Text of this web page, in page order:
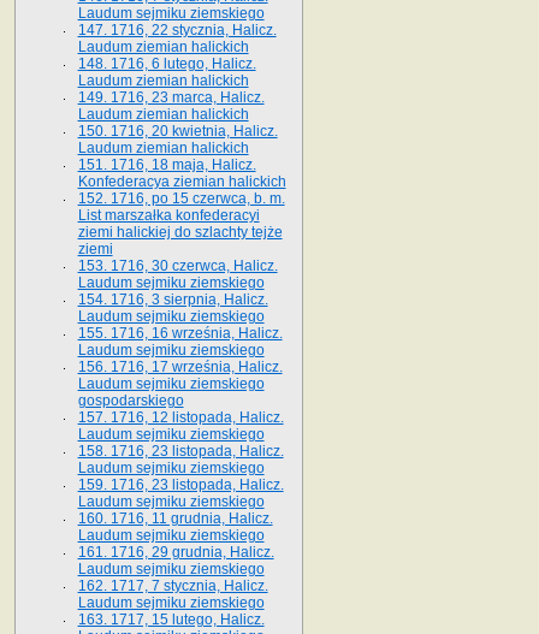
Laudum sejmiku ziemskiego
147. 1716, 22 stycznia, Halicz.
Laudum ziemian halickich
148. 1716, 6 lutego, Halicz.
Laudum ziemian halickich
149. 1716, 23 marca, Halicz.
Laudum ziemian halickich
150. 1716, 20 kwietnia, Halicz.
Laudum ziemian halickich
151. 1716, 18 maja, Halicz.
Konfederacya ziemian halickich
152. 1716, po 15 czerwca, b. m.
List marszałka konfederacyi
ziemi halickiej do szlachty tejże
ziemi
153. 1716, 30 czerwca, Halicz.
Laudum sejmiku ziemskiego
154. 1716, 3 sierpnia, Halicz.
Laudum sejmiku ziemskiego
155. 1716, 16 września, Halicz.
Laudum sejmiku ziemskiego
156. 1716, 17 września, Halicz.
Laudum sejmiku ziemskiego
gospodarskiego
157. 1716, 12 listopada, Halicz.
Laudum sejmiku ziemskiego
158. 1716, 23 listopada, Halicz.
Laudum sejmiku ziemskiego
159. 1716, 23 listopada, Halicz.
Laudum sejmiku ziemskiego
160. 1716, 11 grudnia, Halicz.
Laudum sejmiku ziemskiego
161. 1716, 29 grudnia, Halicz.
Laudum sejmiku ziemskiego
162. 1717, 7 stycznia, Halicz.
Laudum sejmiku ziemskiego
163. 1717, 15 lutego, Halicz.